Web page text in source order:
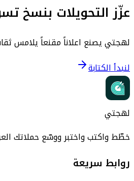
عزّز التحويلات بنسخ
لهجتي يصنع اعلاناً مقنعاً يلامس
لنبدأ الكتابة
لهجتي
خطّط واكتب واختبر ووسّع حملاتك
روابط سريعة